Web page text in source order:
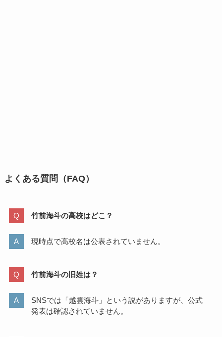
よくある質問（FAQ）
竹前海斗の高校はどこ？
現時点で高校名は公表されていません。
竹前海斗の旧姓は？
SNSでは「越雲海斗」という説がありますが、公式
発表は確認されていません。